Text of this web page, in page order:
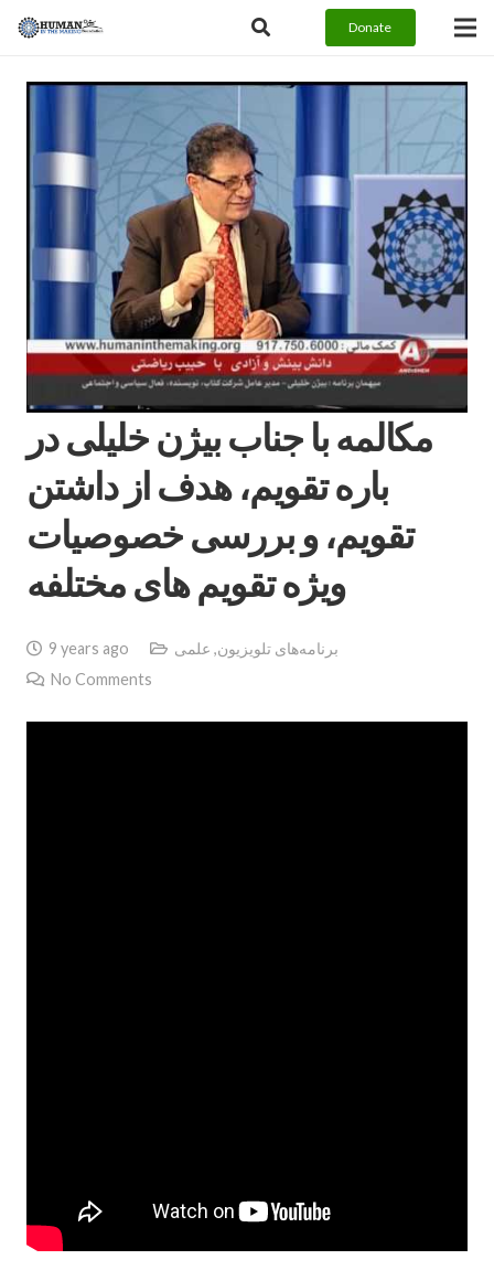
Donate
مكالمه با جناب بيژن خليلى در
باره تقويم، هدف از داشتن
تقويم، و بررسى خصوصيات
ويژه تقويم هاى مختلفه
9 years ago برنامه‌های تلویزیون, علمی
No Comments